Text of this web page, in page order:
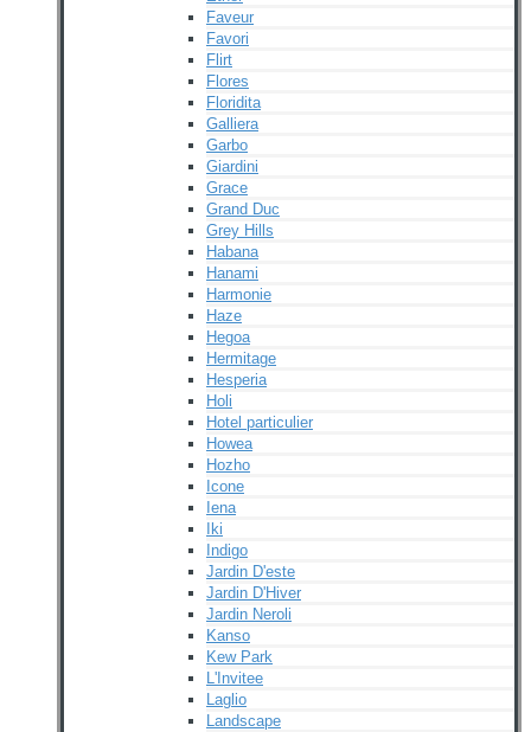
Faveur
Favori
Flirt
Flores
Floridita
Galliera
Garbo
Giardini
Grace
Grand Duc
Grey Hills
Habana
Hanami
Harmonie
Haze
Hegoa
Hermitage
Hesperia
Holi
Hotel particulier
Howea
Hozho
Icone
Iena
Iki
Indigo
Jardin D'este
Jardin D'Hiver
Jardin Neroli
Kanso
Kew Park
L'Invitee
Laglio
Landscape